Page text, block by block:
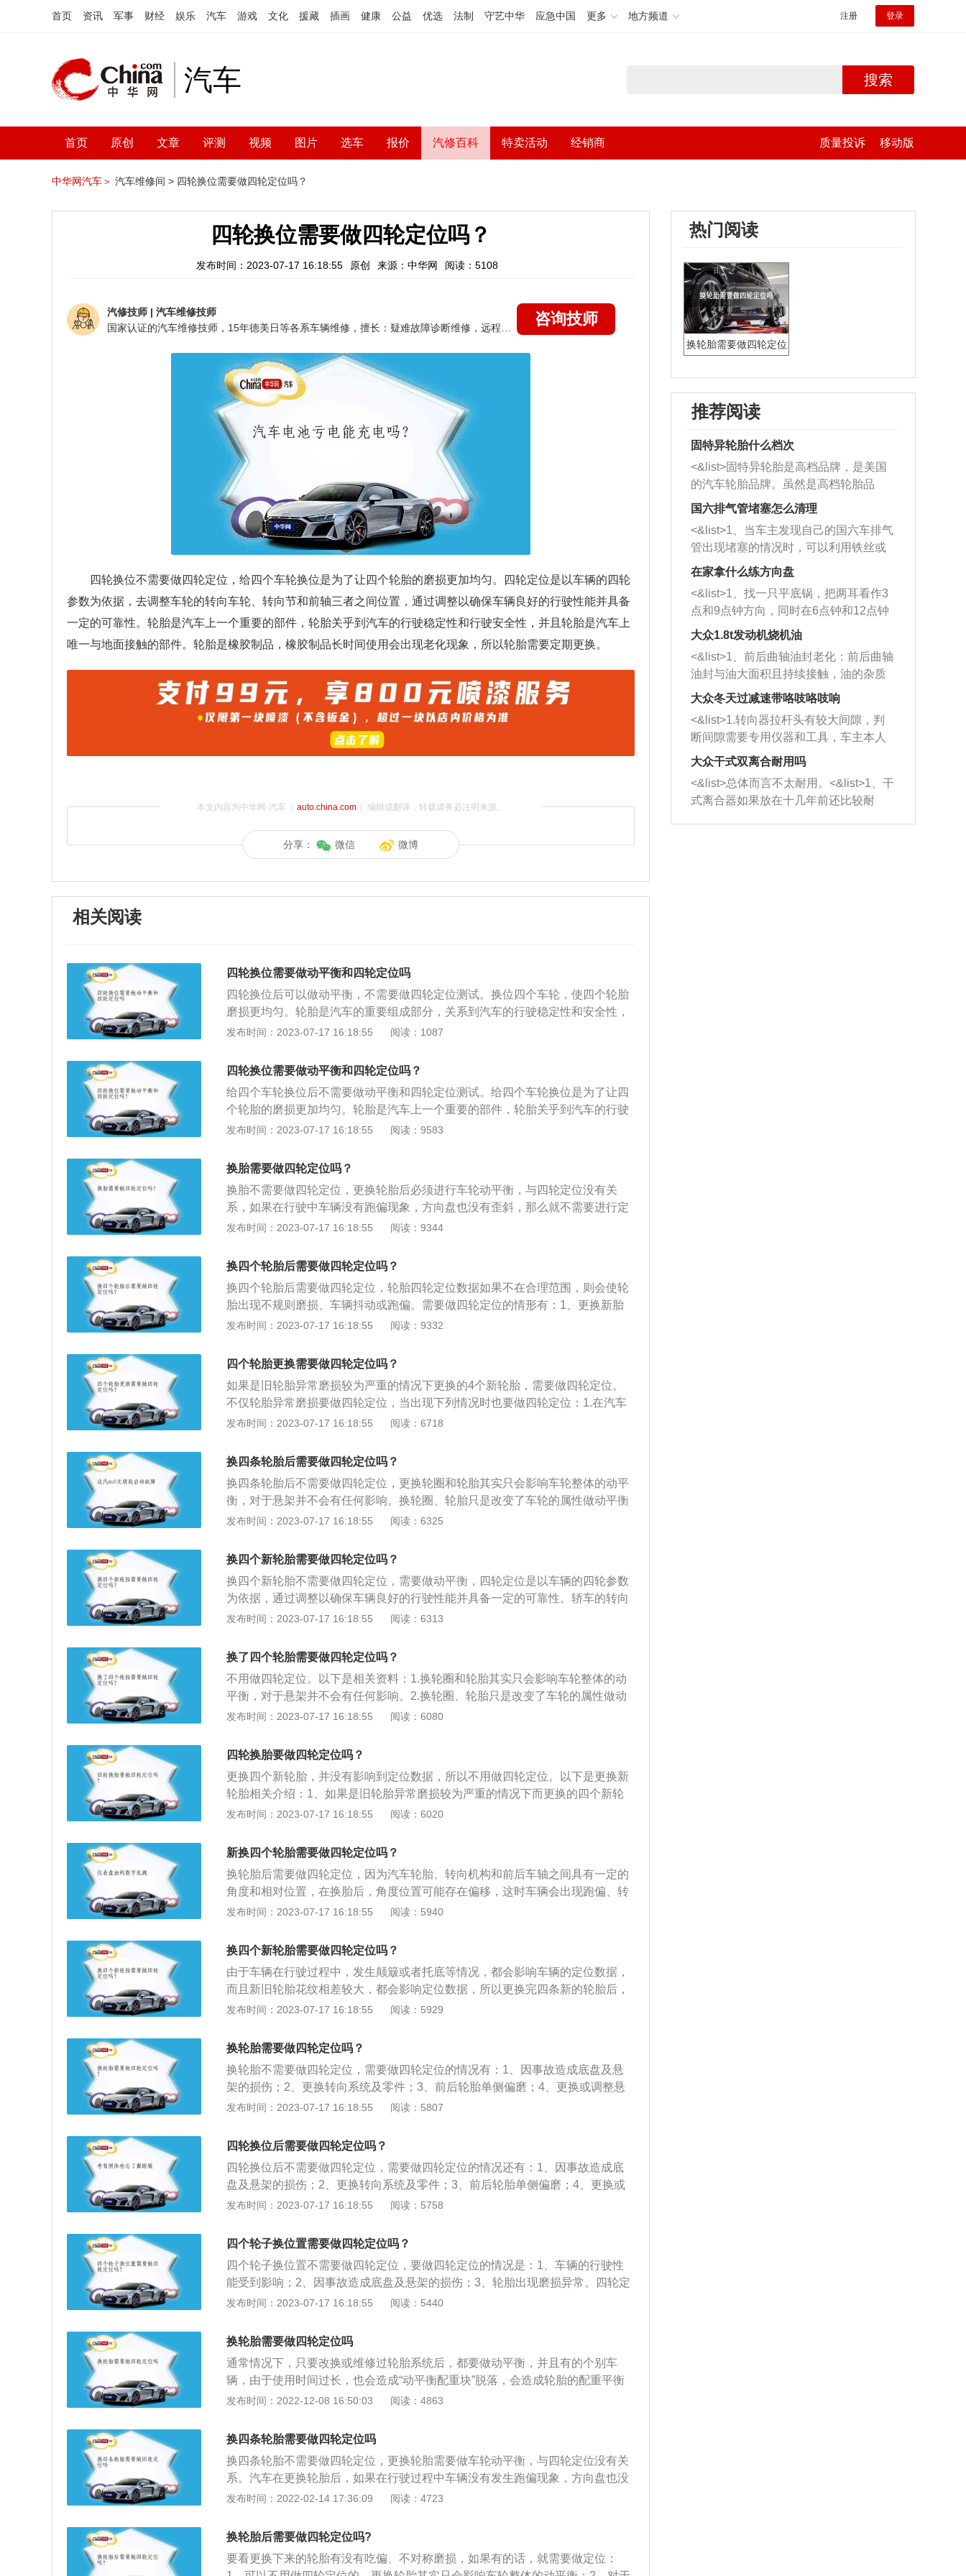
首页 资讯 军事 财经 娱乐 汽车 游戏 文化 援藏 插画 健康 公益 优选 法制 守艺中华 应急中国 更多 地方频道 注册 登录
汽车 搜索
首页 原创 文章 评测 视频 图片 选车 报价 汽修百科 特卖活动 经销商 质量投诉 移动版
中华网汽车＞ 汽车维修间 > 四轮换位需要做四轮定位吗？
四轮换位需要做四轮定位吗？
发布时间：2023-07-17 16:18:55 原创 来源：中华网 阅读：5108
汽修技师 | 汽车维修技师
咨询技师
四轮换位不需要做四轮定位，给四个车轮换位是为了让四个轮胎的磨损更加均匀。四轮定位是以车辆的四轮
参数为依据，去调整车轮的转向车轮、转向节和前轴三者之间位置，通过调整以确保车辆良好的行驶性能并具备
一定的可靠性。轮胎是汽车上一个重要的部件，轮胎关乎到汽车的行驶稳定性和行驶安全性，并且轮胎是汽车上
唯一与地面接触的部件。轮胎是橡胶制品，橡胶制品长时间使用会出现老化现象，所以轮胎需要定期更换。
本文内容为中华网·汽车（ auto.china.com）编辑或翻译，转载请务必注明来源。
分享： 微信 微博
相关阅读
四轮换位需要做动平衡和四轮定位吗
四轮换位后可以做动平衡，不需要做四轮定位测试。换位四个车轮，使四个轮胎
磨损更均匀。轮胎是汽车的重要组成部分，关系到汽车的行驶稳定性和安全性，
是汽车唯一接触地面的部分。以下是汽车轮胎的介绍：轮胎是在各种车辆或机械
身，缓冲外界冲击，实现与路面的接触并保证车辆的行驶性能。轮胎常在复杂和
苛刻的条件下使用，它在行驶时承受着各种变形、负荷、力以及高低温作用，因
此必须具有较高的承载性能、牵引性能、缓冲性能。同时，还要求具备高耐磨性
和耐屈挠性，以及低的滚动阻力与生热性。轮胎的作用：第一，轮胎是车辆与路
面之间力传递的载体，通过轮胎传递驱动力、制动力、转向力等，从而实现了汽
沉，直到轮胎接地面积的平均压力与轮胎内部的充气压力达到平衡；第三，减
轻、吸收汽车行驶过程的震动和冲击力，避免汽车零部件受到剧烈的震动而导致
早期损坏。同时适应车辆的高速行驶状态并降低行驶噪音，保证行驶的安全性、
发布时间：2023-07-17 16:18:55 阅读：1087
四轮换位需要做动平衡和四轮定位吗？
给四个车轮换位后不需要做动平衡和四轮定位测试。给四个车轮换位是为了让四
个轮胎的磨损更加均匀。轮胎是汽车上一个重要的部件，轮胎关乎到汽车的行驶
稳定性和行驶安全性，并且轮胎是汽车上唯一与地面接触的部件。轮胎是橡胶制
资料：轮胎换位：轮胎换位是汽车保养的方式之一。因为种种因素，导致汽车的
轮胎不均匀磨损，影响轮胎的整体使用寿命，因此要定时地给汽车轮胎进行换
位。一般如果是新车，大概行驶一万公里左右做一次四轮换位，随后则调整在五
千公里至一万公里的换位周期。
发布时间：2023-07-17 16:18:55 阅读：9583
换胎需要做四轮定位吗？
换胎不需要做四轮定位，更换轮胎后必须进行车轮动平衡，与四轮定位没有关
系，如果在行驶中车辆没有跑偏现象，方向盘也没有歪斜，那么就不需要进行定
位，但是必须进行车轮动平衡，否则行驶中会出现抖动现象。当发现方向转向沉
等不正常磨损以及用户驾驶时车感漂浮、颠簸、摇摆等现象出现时，就应该考虑
检查一下车轮定位值，看看是否偏差太多，及时进行修理。
发布时间：2023-07-17 16:18:55 阅读：9344
换四个轮胎后需要做四轮定位吗？
换四个轮胎后需要做四轮定位，轮胎四轮定位数据如果不在合理范围，则会使轮
胎出现不规则磨损、车辆抖动或跑偏。需要做四轮定位的情形有：1、更换新胎
或发生碰撞事故维修后；2、前后轮胎单侧偏磨；3、驾驶时方向盘过重或飘浮发
前轮外倾角和前轮前束四个内容；后轮定位包括车轮外倾角和逐个后轮前束，这
样前轮定位和后轮定位总起来说叫车轮定位，也就是常说的四轮定位。
发布时间：2023-07-17 16:18:55 阅读：9332
四个轮胎更换需要做四轮定位吗？
如果是旧轮胎异常磨损较为严重的情况下更换的4个新轮胎，需要做四轮定位。
不仅轮胎异常磨损要做四轮定位，当出现下列情况时也要做四轮定位：1.在汽车
行驶的过程中，出现跑偏的现象或者打方向不自动回轮。2.车桥以及悬架的零件
位。4.轮胎出现异常的不均匀磨损现象，主要表现为前后轮胎的一侧偏磨尤其严
重。5.在汽车正常行驶时感觉车身漂浮或摇摆不定，如同转弯和在崎岖的路面上
行驶一样，说明需要做四轮定位。
发布时间：2023-07-17 16:18:55 阅读：6718
换四条轮胎后需要做四轮定位吗？
换四条轮胎后不需要做四轮定位，更换轮圈和轮胎其实只会影响车轮整体的动平
衡，对于悬架并不会有任何影响。换轮圈、轮胎只是改变了车轮的属性做动平衡
即可，四轮定位指的是悬架的属性，无论换轮胎还是轮圈只要尺寸保持一致就不
做一个四轮定位；另外车子在发生事故的时候，如果汽车底盘、悬架受损严重，
这也会导致轮胎发生变化，可以去做一次四轮定位。更换轮胎，或者补胎，只要
轮胎脱离了轮毂，然后重新装上，就必须做动平衡。
发布时间：2023-07-17 16:18:55 阅读：6325
换四个新轮胎需要做四轮定位吗？
换四个新轮胎不需要做四轮定位，需要做动平衡，四轮定位是以车辆的四轮参数
为依据，通过调整以确保车辆良好的行驶性能并具备一定的可靠性。轿车的转向
车轮、转向节和前轴三者之间的安装具有一定的相对位置，这种具有一定相对位
后轮定位，两者总称四轮定位。一般认为汽车动平衡是车辆行驶时车轮之间的平
衡，通常所说的加装平衡块。
发布时间：2023-07-17 16:18:55 阅读：6313
换了四个轮胎需要做四轮定位吗？
不用做四轮定位。以下是相关资料：1.换轮圈和轮胎其实只会影响车轮整体的动
平衡，对于悬架并不会有任何影响。2.换轮圈、轮胎只是改变了车轮的属性做动
平衡，四轮定位指的是悬架的属性，无论换轮胎还是轮圈只要尺寸保持一致就不
本身没有什么问题，在这个时候去做一个四轮定位；2.另外车子在发生事故的时
候，如果汽车底盘、悬架受损严重，这也会导致轮胎发生变化，可以去做一次四
轮定位。
发布时间：2023-07-17 16:18:55 阅读：6080
四轮换胎要做四轮定位吗？
更换四个新轮胎，并没有影响到定位数据，所以不用做四轮定位。以下是更换新
轮胎相关介绍：1、如果是旧轮胎异常磨损较为严重的情况下而更换的四个新轮
胎，这会影响到四轮定位的数据，所以需要做四轮定位。2、四轮定位主要调整
持直线稳定性，转向回正；而调整主销内倾，也是维持稳定性，转向回正；而调
整车轮外倾，则是增大轮胎的接触面，抵消不良影响；调整前束，就是抵消车轮
外倾或者内倾所造成的不良影响。
发布时间：2023-07-17 16:18:55 阅读：6020
新换四个轮胎需要做四轮定位吗？
换轮胎后需要做四轮定位，因为汽车轮胎、转向机构和前后车轴之间具有一定的
角度和相对位置，在换胎后，角度位置可能存在偏移，这时车辆会出现跑偏、转
向精度变差、方向盘不正、吃胎等现象，需要及时进行四轮定位。以下是汽车四
在行驶过程中轮胎与转向机件之间的磨损。3、保证轮胎与地面的紧密结合。4、
使汽车能够保持稳定的直线行驶。
发布时间：2023-07-17 16:18:55 阅读：5940
换四个新轮胎需要做四轮定位吗？
由于车辆在行驶过程中，发生颠簸或者托底等情况，都会影响车辆的定位数据，
而且新旧轮胎花纹相差较大，都会影响定位数据，所以更换完四条新的轮胎后，
建议做四轮定位，防止新轮胎异常磨损。四轮定位必须在以下条件下进行：当汽
偏，两个前轮左右切换后，跑偏的方向保持不变，在这种情况下，需要四轮定
位。在驾驶过程中，方向盘会有飘浮和晃动的感觉，或者在行驶过程中，方向盘
发生偏移或是打角度不会自动回轮。 轮胎发现异常的不匀称损坏状况，具体表现
为前后左右轮胎的一侧偏磨特别是在比较严重。汽车因安全事故而导致的汽车底
盘及其悬挂系统的损害，必须再次做一次四轮定位。
发布时间：2023-07-17 16:18:55 阅读：5929
换轮胎需要做四轮定位吗？
换轮胎不需要做四轮定位，需要做四轮定位的情况有：1、因事故造成底盘及悬
架的损伤；2、更换转向系统及零件；3、前后轮胎单侧偏磨；4、更换或调整悬
挂系统。四轮定位是通过调教轮胎与转向、悬挂各部件的几何角度，保证轮胎与
保持直行时转向盘正直，维持直线行车；4、转向后转向盘自动归正、增加驾驶
控制感、减少燃烧消耗、减低悬挂部件耗损。
发布时间：2023-07-17 16:18:55 阅读：5807
四轮换位后需要做四轮定位吗？
四轮换位后不需要做四轮定位，需要做四轮定位的情况还有：1、因事故造成底
盘及悬架的损伤；2、更换转向系统及零件；3、前后轮胎单侧偏磨；4、更换或
调整悬挂系统。四轮定位是通过调教轮胎与转向、悬挂各部件的几何角度，保证
标靶，标靶面向相机方向；3、电脑页面点击进入测量程序；4、打开相机确认标
靶前后是否正确，不正确继续调整标靶；5、点击测量，按提示操作得出测量数
据；6、将总前速车辆数据调至绿色标准范围即可。
发布时间：2023-07-17 16:18:55 阅读：5758
四个轮子换位置需要做四轮定位吗？
四个轮子换位置不需要做四轮定位，要做四轮定位的情况是：1、车辆的行驶性
能受到影响；2、因事故造成底盘及悬架的损伤；3、轮胎出现磨损异常。四轮定
位是以车辆的四轮参数为依据，通过调整以确保车辆良好的行驶性能并具备一定
车在行驶中轮胎和转向机件的磨损；3、使汽车保持稳定的直线行驶和转向轻
便；4、保证转向后轮或转向前轮可以自动回正。
发布时间：2023-07-17 16:18:55 阅读：5440
换轮胎需要做四轮定位吗
通常情况下，只要改换或维修过轮胎系统后，都要做动平衡，并且有的个别车
辆，由于使用时间过长，也会造成“动平衡配重块”脱落，会造成轮胎的配重平衡
失衡。这种情况下，就需要做动平衡了。动平衡是透过矫正车轮配置平衡，不同
来更为平稳平安。1、胎压可以保持在2.4-2.5个胎压，每一天上车以前先绕车一
周目测有否缺气，最好是配置胎压监测系统帮助监测实时胎压，假如原车没有配
备就在家家商城购买内置或外置版本回来安装即可，如果胎压过低立即充气。
2、轮胎的换位也很重要，通常是2-4万公里的时候按要求对置进行倒胎，同时进
行四轮定位、动力平衡的检查，大概需要100-150元钱，可以有效避免某个轮胎
轮胎，尤其是胎面磨损仅有2mm时应尽快换，米其林、固特异、倍耐力、邓禄
普、韩泰等都是比较大牌的轮胎。
发布时间：2022-12-08 16:50:03 阅读：4863
换四条轮胎需要做四轮定位吗
换四条轮胎不需要做四轮定位，更换轮胎需要做车轮动平衡，与四轮定位没有关
系。汽车在更换轮胎后，如果在行驶过程中车辆没有发生跑偏现象，方向盘也没
有发生歪斜现象，就不需要进行4轮定位工作，但是必须进行车轮动平衡，否则
重发抖，或者轮胎单边磨损，块状磨损等不正常磨损现象时，应该检查车轮定位
值，如果偏差太大，应该及时维修，所以汽车的4轮定位和轮胎更换是没有必然
联系的，这只是轮胎店为了更好的服务用户提供的增值服务。
发布时间：2022-02-14 17:36:09 阅读：4723
换轮胎后需要做四轮定位吗?
要看更换下来的轮胎有没有吃偏、不对称磨损，如果有的话，就需要做定位：
热门阅读
换轮胎需要做四轮定位
推荐阅读
固特异轮胎什么档次
<&list>固特异轮胎是高档品牌，是美国
的汽车轮胎品牌。虽然是高档轮胎品
牌，但是中高低端的轮胎都有生产，这
也是为了更好的开拓市场。
国六排气管堵塞怎么清理
<&list>1、当车主发现自己的国六车排气
管出现堵塞的情况时，可以利用铁丝或
者是细棍，直接将杂物给取出来，如果
堵塞情况比较严重，也可以采取应急措
施。 <&list>2、直接利用木棍将所有的
杂物推到排气管里面的位置处，然后将
三元催化器拆解开，就可以将堵塞的东
西取出来。但如果是因为积碳过多引起
的堵塞，就需要将三元催化器泡在草酸
洗剂对堵塞的情况得到解决，将清洗剂
放在燃油箱中，与燃油混合后，车辆启
动时，就可以和汽油一起进入到燃烧
室，最后形成废气排出，就可以让三元
催化器得到清洗，排气管堵塞的情况就
能够得到解决。
在家拿什么练方向盘
<&list>1、找一只平底锅，把两耳看作3
点和9点钟方向，同时在6点钟和12点钟
方向做一个标记。 <&list>2、双手握住
一圈半的练习，往右同样也要打相同的
圈数。 <&list>3、最后强调要反复练
习，这样就可以形成肌肉记忆，在真实
驾驶车辆时，不需要记忆也能打好方
向。
大众1.8t发动机烧机油
<&list>1、前后曲轴油封老化：前后曲轴
油封与油大面积且持续接触，油的杂质
和发动机内持续温度变化使其密封效果
逐渐减弱，导致渗油或漏油。<&list>2、
活塞间隙过大：积碳会使活塞环与缸体
的间隙扩大，导致机油流入燃烧室中，
造成烧机油。<&list>3、机油粘度。使用
机油粘度过小的话，同样会有烧机油现
象，机油粘度过小具有很好的流动性，
大众冬天过减速带咯吱咯吱响
<&list>1.转向器拉杆头有较大间隙，判
断间隙需要专用仪器和工具，车主本人
无法制作，需要将车辆送到修理厂或4s
店；<&list>2.车辆半轴套管防尘罩破
裂，破裂后会出现漏油现象，使半轴磨
损严重，磨损的半轴容易损坏，产生异
响；<&list>3.稳定器的转向胶套和球头
大众干式双离合耐用吗
<&list>总体而言不太耐用。<&list>1、干
式离合器如果放在十几年前还比较耐